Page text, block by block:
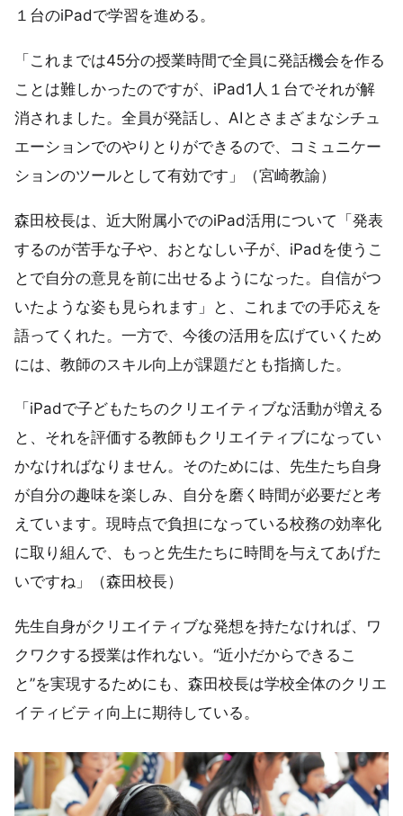
１台のiPadで学習を進める。
「これまでは45分の授業時間で全員に発話機会を作る
ことは難しかったのですが、iPad1人１台でそれが解
消されました。全員が発話し、AIとさまざまなシチュ
エーションでのやりとりができるので、コミュニケー
ションのツールとして有効です」（宮崎教諭）
森田校長は、近大附属小でのiPad活用について「発表
するのが苦手な子や、おとなしい子が、iPadを使うこ
とで自分の意見を前に出せるようになった。自信がつ
いたような姿も見られます」と、これまでの手応えを
語ってくれた。一方で、今後の活用を広げていくため
には、教師のスキル向上が課題だとも指摘した。
「iPadで子どもたちのクリエイティブな活動が増える
と、それを評価する教師もクリエイティブになってい
かなければなりません。そのためには、先生たち自身
が自分の趣味を楽しみ、自分を磨く時間が必要だと考
えています。現時点で負担になっている校務の効率化
に取り組んで、もっと先生たちに時間を与えてあげた
いですね」（森田校長）
先生自身がクリエイティブな発想を持たなければ、ワ
クワクする授業は作れない。“近小だからできるこ
と”を実現するためにも、森田校長は学校全体のクリエ
イティビティ向上に期待している。